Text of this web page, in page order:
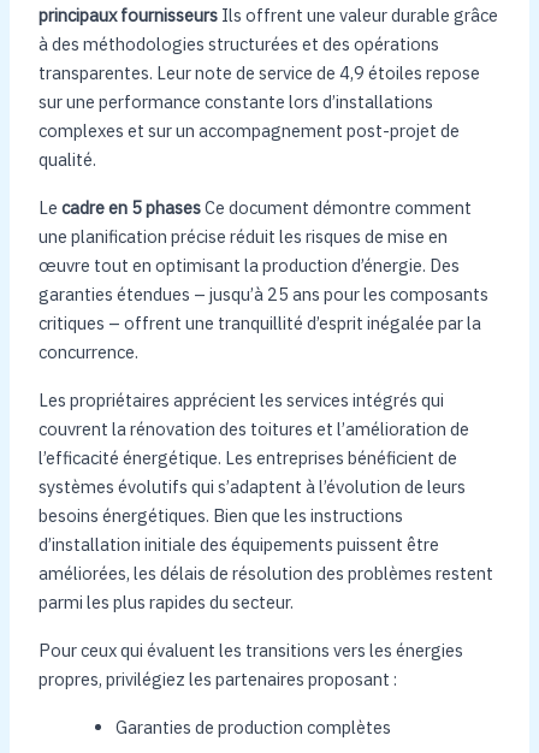
principaux fournisseursIls offrent une valeur durable grâce
à des méthodologies structurées et des opérations
transparentes. Leur note de service de 4,9 étoiles repose
sur une performance constante lors d’installations
complexes et sur un accompagnement post-projet de
qualité.
Le cadre en 5 phasesCe document démontre comment
une planification précise réduit les risques de mise en
œuvre tout en optimisant la production d’énergie. Des
garanties étendues – jusqu’à 25 ans pour les composants
critiques – offrent une tranquillité d’esprit inégalée par la
concurrence.
Les propriétaires apprécient les services intégrés qui
couvrent la rénovation des toitures et l’amélioration de
l’efficacité énergétique. Les entreprises bénéficient de
systèmes évolutifs qui s’adaptent à l’évolution de leurs
besoins énergétiques. Bien que les instructions
d’installation initiale des équipements puissent être
améliorées, les délais de résolution des problèmes restent
parmi les plus rapides du secteur.
Pour ceux qui évaluent les transitions vers les énergies
propres, privilégiez les partenaires proposant :
Garanties de production complètes